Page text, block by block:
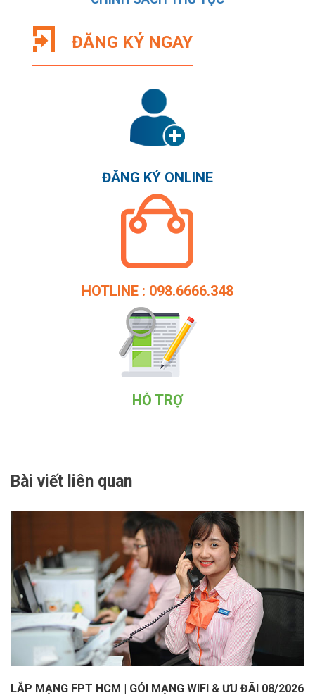
ĐĂNG KÝ NGAY
ĐĂNG KÝ ONLINE
HOTLINE : 098.6666.348
HỖ TRỢ
Bài viết liên quan
LẮP MẠNG FPT HCM | GÓI MẠNG WIFI & ƯU ĐÃI 08/2026